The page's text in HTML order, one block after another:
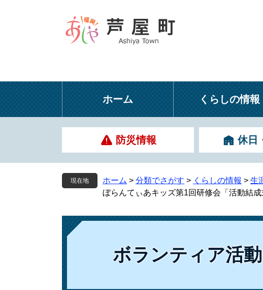
本
ホーム くらしの情報
防災情報 休日
現在地 ホーム > 分類でさがす > くらしの情報 > 生
ぼらんてぃあキッズ第1回研修会「活動結
ボランティア活